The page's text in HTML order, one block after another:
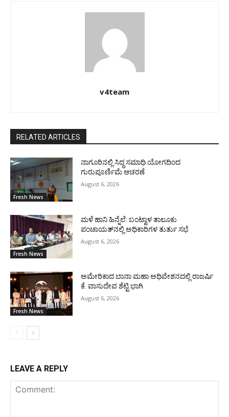
v4team
RELATED ARTICLES
Fresh News
ನಾಗೂರಿನಲ್ಲಿ ಸಿದ್ಧ ಸಮಾಧಿ ಯೋಗದಿಂದ
ಗುರುಪೂರ್ಣಿಮೆ ಆಚರಣೆ
August 6, 2026
Fresh News
ಮಳೆ ಹಾನಿ ಹಿನ್ನೆಲೆ: ಬಂಟ್ವಾಳ ತಾಲೂಕು
ಪಂಚಾಯತ್‌ನಲ್ಲಿ ಅಧಿಕಾರಿಗಳ ತುರ್ತು ಸಭೆ
August 6, 2026
Fresh News
ಅಮೇರಿಕಾದ ಬಾನಾ ಮಹಾ ಅಧಿವೇಶನದಲ್ಲಿ ರಾಜರ್ಷಿ
ಕೆ. ವಾಸುದೇವ ಶೆಟ್ಟಿ ಭಾಗಿ
August 6, 2026
LEAVE A REPLY